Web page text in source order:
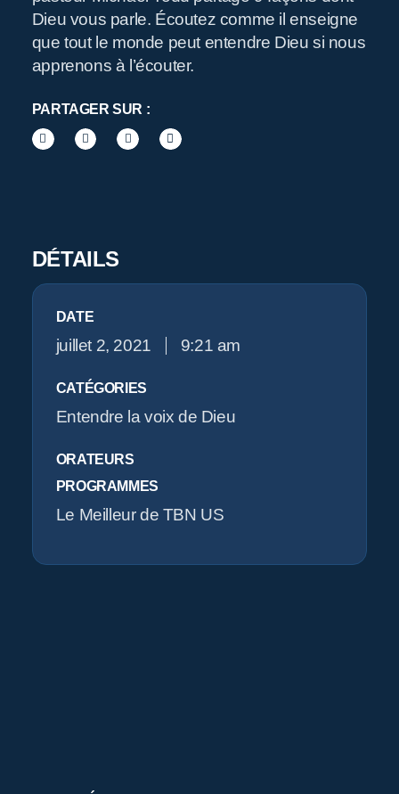
Dieu vous parle. Écoutez comme il enseigne
que tout le monde peut entendre Dieu si nous
apprenons à l’écouter.
PARTAGER SUR :
DÉTAILS
DATE
juillet 2, 2021 9:21 am
CATÉGORIES
Entendre la voix de Dieu
ORATEURS
PROGRAMMES
Le Meilleur de TBN US